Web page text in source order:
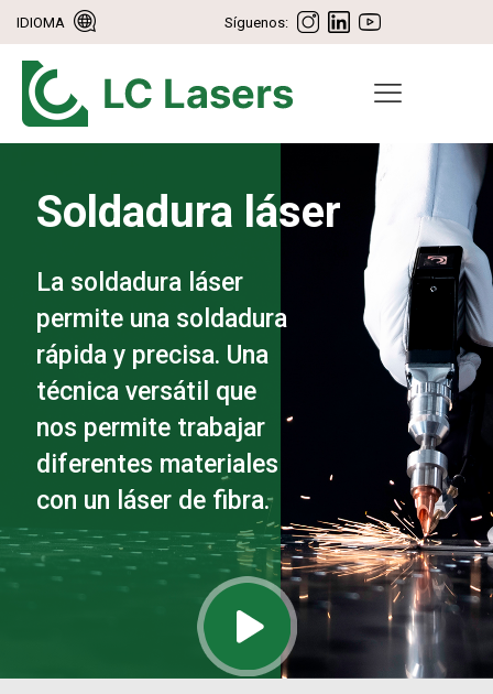
IDIOMA Síguenos:
Soldadura láser
La soldadura láser
permite una soldadura
rápida y precisa. Una
técnica versátil que
nos permite trabajar
diferentes materiales
con un láser de fibra.